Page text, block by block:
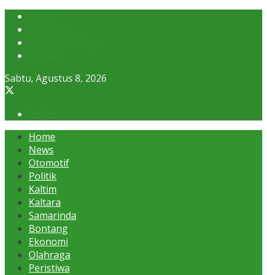
Sabtu, Agustus 8, 2026
Home
News
Otomotif
Politik
Kaltim
Kaltara
Samarinda
Bontang
Ekonomi
Olahraga
Peristiwa